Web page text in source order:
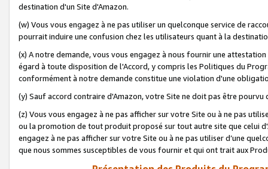
destination d'un Site d'Amazon.
(w) Vous vous engagez à ne pas utiliser un quelconque service de
pourrait induire une confusion chez les utilisateurs quant à la
(x) A notre demande, vous vous engagez à nous fournir une
égard à toute disposition de l'Accord, y compris les Politiques du
conformément à notre demande constitue une violation d'une
(y) Sauf accord contraire d'Amazon, votre Site ne doit pas être
(z) Vous vous engagez à ne pas afficher sur votre Site ou à ne pas
ou la promotion de tout produit proposé sur tout autre site que celui
engagez à ne pas afficher sur votre Site ou à ne pas utiliser d’une
que nous sommes susceptibles de vous fournir et qui ont trait aux